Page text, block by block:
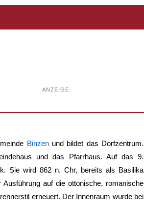
ANZEIGE
Binzenund bildet das Dorfzentrum.
und das Pfarrhaus. Auf das 9.
Sie wird 862 n. Chr, bereits als Basilika
auf die ottonische, romanische
erneuert. Der Innenraum wurde bei